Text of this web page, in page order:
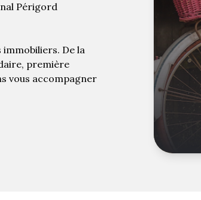
Périgord
De la
première
vous accompagner